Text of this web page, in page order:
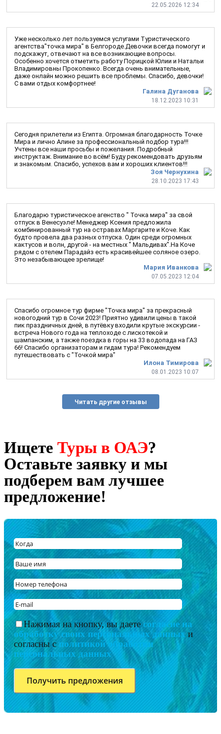
22.05.2026 12:34
Галина Дуганова
18.12.2023 10:31
Уже несколько лет пользуемся услугами Туристического
агентства"точка мира" в Белгороде.Девочки всегда помогут и
подскажут, отвечают на все возникающие вопросы.
Особенно хочется отметить работу Порицкой Юлии и Натальи
Владимировны Прокопенко. Всегда очень внимательные,
даже онлайн можно решить все проблемы. Спасибо, девочки!
С вами отдых комфортнее!
Зоя Чернухина
28.10.2023 17:43
Сегодня прилетели из Египта. Огромная благодарность Точке
Мира и лично Алине за профессиональный подбор тура!!!
Учтены все наши просьбы и пожелания. Подробный
инструктаж. Внимание во всём! Буду рекомендовать друзьям
и знакомым. Спасибо, успехов вам и хороших клиентов!!!
Мария Иванкова
07.05.2023 12:04
Благодарю туристическое агенство " Точка мира" за свой
отпуск в Венесуэле! Менеджер Ксения предложила
комбинированный тур на остравах Маргарите и Коче. Как
будто провела два разных отпуска. Один среди огромных
кактусов и волн, другой - на местных " Мальдивах".На Коче
рядом с отелем Парадайз есть красивейшее соляное озеро.
Это незабывающее зрелище!
Илона Тимирова
08.01.2023 10:07
Спасибо огромное тур фирме "Точка мира" за прекрасный
новогодний тур в Сочи 2023! Приятно удивили цены в такой
пик праздничных дней, в путёвку входили крутые экскурсии -
встреча Нового года на теплоходе с лискотекой и
шампанским, а также поездка в горы на 33 водопада на ГАЗ
66! Спасибо организаторам и гидам тура! Рекомендуем
путешествовать с "Точкой мира"
Читать другие отзывы
Ищете Туры в ОАЭ?
Оставьте заявку и мы
подберем вам лучшее
предложение!
Нажимая на кнопку, вы даетесогласие на
обработку своих персональных данныхи
согласны с политикой обработки
персональных данных